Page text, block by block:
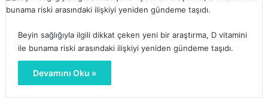
Beyin sağlığıyla ilgili dikkat çeken yeni bir araştırma, D vitamini
ile bunama riski arasındaki ilişkiyi yeniden gündeme taşıdı.
Devamını Oku »